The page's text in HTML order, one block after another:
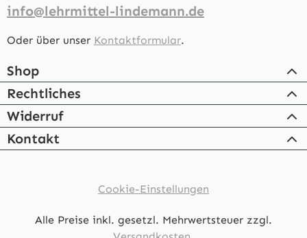
info@lehrmittel-lindemann.de
Oder über unser Kontaktformular.
Shop
Rechtliches
Widerruf
Kontakt
Cookie-Einstellungen
Alle Preise inkl. gesetzl. Mehrwertsteuer zzgl.